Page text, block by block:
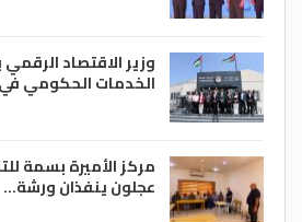
وزير الاقتصاد
الخدمات الحكومي
مركز الأميرة بسمة
عجلون ينفذان ورشة…